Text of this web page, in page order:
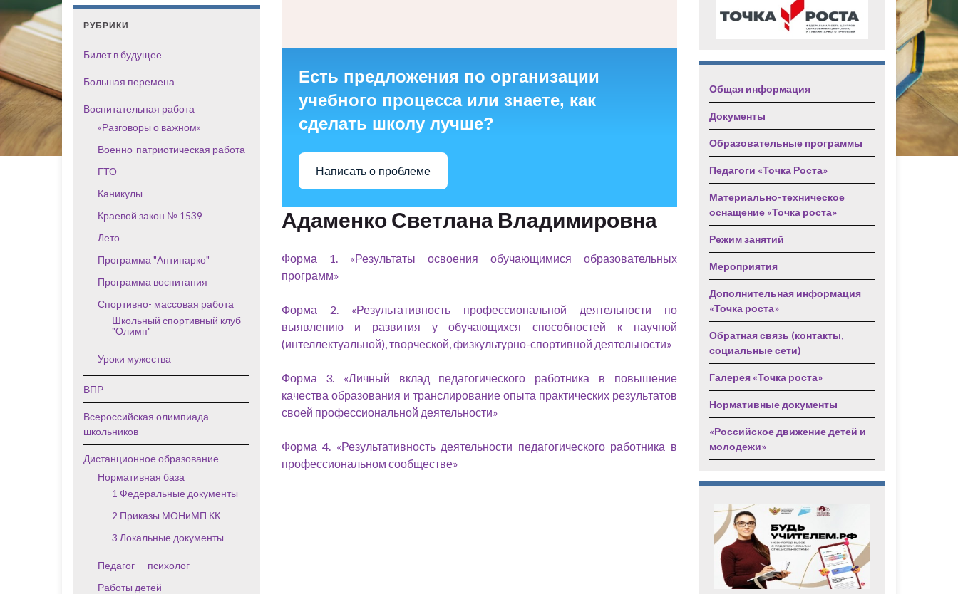
Есть предложения по организации
учебного процесса или знаете, как
сделать школу лучше?
Написать о проблеме
Адаменко Светлана Владимировна
Форма 1. «Результаты освоения обучающимися образовательных
программ»
Форма 2. «Результативность профессиональной деятельности по
выявлению и развития у обучающихся способностей к научной
(интеллектуальной), творческой, физкультурно-спортивной деятельности»
Форма 3. «Личный вклад педагогического работника в повышение
качества образования и транслирование опыта практических результатов
своей профессиональной деятельности»
Форма 4. «Результативность деятельности педагогического работника в
профессиональном сообществе»
РУБРИКИ
Билет в будущее
Большая перемена
Воспитательная работа
«Разговоры о важном»
Военно-патриотическая работа
ГТО
Каникулы
Краевой закон № 1539
Лето
Программа "Антинарко"
Программа воспитания
Спортивно- массовая работа
Школьный спортивный клуб
"Олимп"
Уроки мужества
ВПР
Всероссийская олимпиада
школьников
Дистанционное образование
Нормативная база
1 Федеральные документы
2 Приказы МОНиМП КК
3 Локальные документы
Педагог — психолог
Работы детей
Общая информация
Документы
Образовательные программы
Педагоги «Точка Роста»
Материально-техническое
оснащение «Точка роста»
Режим занятий
Мероприятия
Дополнительная информация
«Точка роста»
Обратная связь (контакты,
социальные сети)
Галерея «Точка роста»
Нормативные документы
«Российское движение детей и
молодежи»